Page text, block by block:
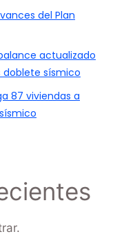
del Plan
actualizado
sísmico
87 viviendas a